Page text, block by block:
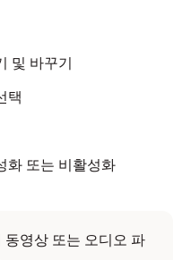
및 바꾸기
택
화 또는 비활성화
영상 또는 오디오 파